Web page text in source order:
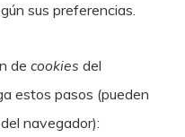
sus preferencias.
de cookies del
estos pasos (pueden
navegador):